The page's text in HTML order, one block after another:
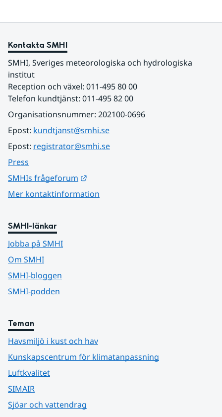
Kontakta SMHI
SMHI, Sveriges meteorologiska och hydrologiska
institut
Reception och växel: 011-495 80 00
Telefon kundtjänst: 011-495 82 00
Organisationsnummer: 202100-0696
Epost: kundtjanst@smhi.se
Epost: registrator@smhi.se
Press
SMHIs frågeforum
Mer kontaktinformation
SMHI-länkar
Jobba på SMHI
Om SMHI
SMHI-bloggen
SMHI-podden
Teman
Havsmiljö i kust och hav
Kunskapscentrum för klimatanpassning
Luftkvalitet
SIMAIR
Sjöar och vattendrag